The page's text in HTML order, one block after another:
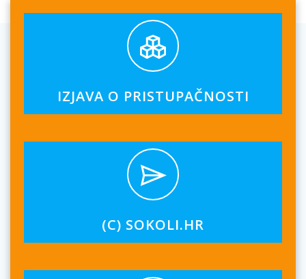
IZJAVA O PRISTUPAČNOSTI
(C) SOKOLI.HR